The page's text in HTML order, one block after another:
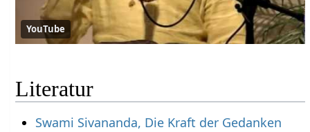
YouTube
Literatur
Swami Sivananda, Die Kraft der Gedanken